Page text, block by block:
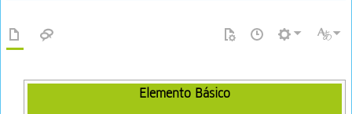
Elemento Básico